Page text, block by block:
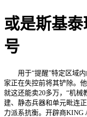
或是斯基
号
用于“提醒”特定区域内
家正在失控前将其铲除。
就这还能卖20多万，“机
建、静态兵器和单元毗连
力派系抗衡。开辟商KING